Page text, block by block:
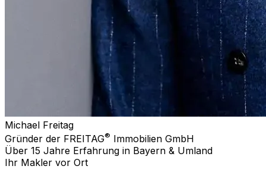
Michael Freitag
Gründer der FREITAG® Immobilien GmbH
Über 15 Jahre Erfahrung in Bayern & Umland
Ihr Makler vor Ort